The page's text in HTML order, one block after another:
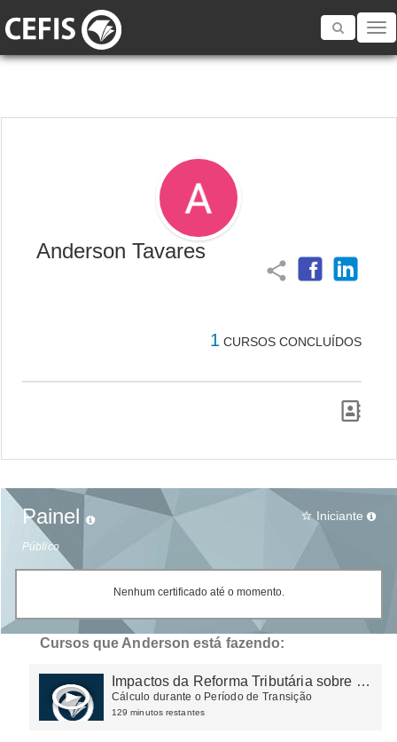
Toggle
Anderson Tavares
share
1 CURSOS CONCLUÍDOS
Painel
Público
star_border Iniciante
Nenhum certificado até o momento.
Cursos que Anderson está fazendo:
Impactos da Reforma Tributária sobre o
Comércio, indústria e Serviços
Cálculo durante o Período de Transição
129 minutos restantes